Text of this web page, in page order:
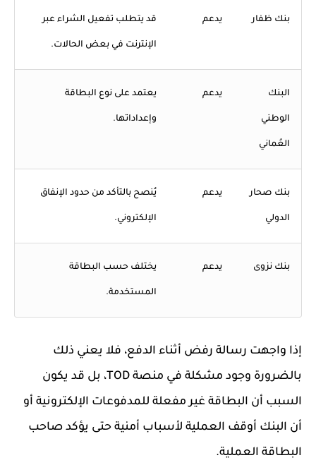
بنك ظفار يدعم قد يتطلب تفعيل الشراء عبر
الإنترنت في بعض الحالات.
البنك
الوطني
العُماني
يدعم يعتمد على نوع البطاقة
وإعداداتها.
بنك صحار
الدولي
يدعم يُنصح بالتأكد من حدود الإنفاق
الإلكتروني.
بنك نزوى يدعم يختلف حسب البطاقة
المستخدمة.
إذا واجهت رسالة رفض أثناء الدفع، فلا يعني ذلك
بالضرورة وجود مشكلة في منصة TOD، بل قد يكون
السبب أن البطاقة غير مفعلة للمدفوعات الإلكترونية أو
أن البنك أوقف العملية لأسباب أمنية حتى يؤكد صاحب
البطاقة العملية.